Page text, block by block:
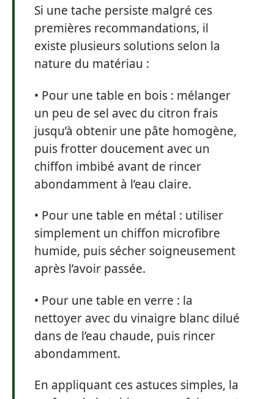
Si une tache persiste malgré ces
premières recommandations, il
existe plusieurs solutions selon la
nature du matériau :
• Pour une table en bois : mélanger
un peu de sel avec du citron frais
jusqu’à obtenir une pâte homogène,
puis frotter doucement avec un
chiffon imbibé avant de rincer
abondamment à l’eau claire.
• Pour une table en métal : utiliser
simplement un chiffon microfibre
humide, puis sécher soigneusement
après l’avoir passée.
• Pour une table en verre : la
nettoyer avec du vinaigre blanc dilué
dans de l’eau chaude, puis rincer
abondamment.
En appliquant ces astuces simples, la